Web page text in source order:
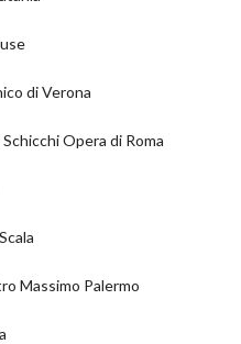
di Verona
Opera di Roma
Massimo Palermo